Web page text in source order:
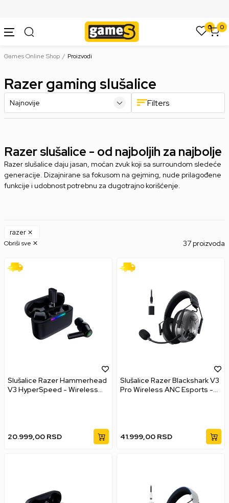
0 0
Games Online Shop Proizvodi
Razer gaming slušalice
Filters
Razer slušalice - od najboljih za najbolje
Razer slušalice daju jasan, moćan zvuk koji sa surroundom sledeće
generacije. Dizajnirane sa fokusom na gejming, nude prilagođene
funkcije i udobnost potrebnu za dugotrajno korišćenje.
razer
37 proizvoda
Obriši sve
Slušalice Razer Hammerhead
V3 HyperSpeed - Wireless
20.999,00 RSD
Slušalice Razer Blackshark V3
Pro Wireless ANC Esports -
41.999,00 RSD